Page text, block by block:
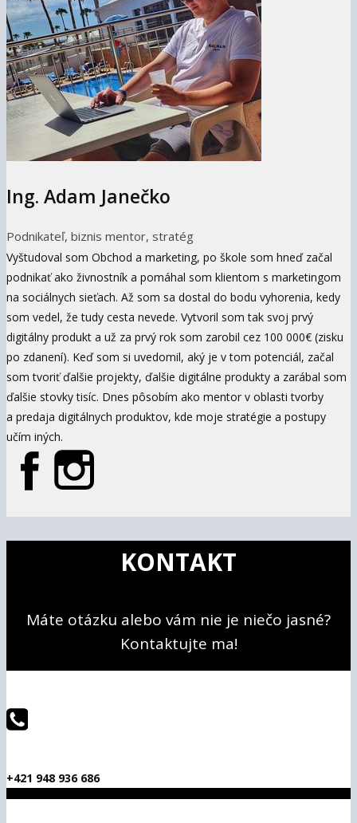
Ing. Adam Janečko
Podnikateľ, biznis mentor, stratég
Vyštudoval som Obchod a marketing, po škole som hneď začal
podnikať ako živnostník a pomáhal som klientom s marketingom
na sociálnych sieťach. Až som sa dostal do bodu vyhorenia, kedy
som vedel, že tudy cesta nevede. Vytvoril som tak svoj prvý
digitálny produkt a už za prvý rok som zarobil cez 100 000€ (zisku
po zdanení). Keď som si uvedomil, aký je v tom potenciál, začal
som tvoriť ďalšie projekty, ďalšie digitálne produkty a zarábal som
ďalšie stovky tisíc. Dnes pôsobím ako mentor v oblasti tvorby
a predaja digitálnych produktov, kde moje stratégie a postupy
učím iných.
KONTAKT
Máte otázku alebo vám nie je niečo jasné?
Kontaktujte ma!
+421 948 936 686